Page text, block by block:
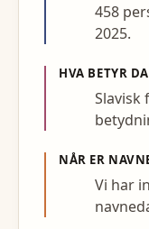
458
2025.
HVA BETYR
Slavisk
NÅR ER
Vi har